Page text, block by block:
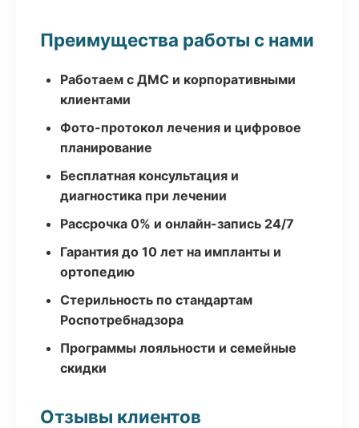
Преимущества работы с нами
Работаем с ДМС и корпоративными
клиентами
Фото-протокол лечения и цифровое
планирование
Бесплатная консультация и
диагностика при лечении
Рассрочка 0% и онлайн-запись 24/7
Гарантия до 10 лет на импланты и
ортопедию
Стерильность по стандартам
Роспотребнадзора
Программы лояльности и семейные
скидки
Отзывы клиентов